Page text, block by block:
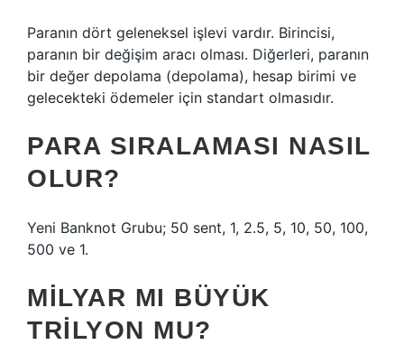
Paranın dört geleneksel işlevi vardır. Birincisi,
paranın bir değişim aracı olması. Diğerleri, paranın
bir değer depolama (depolama), hesap birimi ve
gelecekteki ödemeler için standart olmasıdır.
PARA SIRALAMASI NASIL
OLUR?
Yeni Banknot Grubu; 50 sent, 1, 2.5, 5, 10, 50, 100,
500 ve 1.
MILYAR MI BÜYÜK
TRILYON MU?